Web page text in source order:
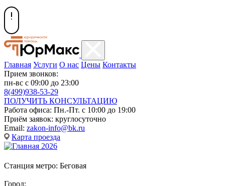
Главная Услуги О нас Цены Контакты
Прием звонков:
пн-вс с 09:00 до 23:00
8(499)938-53-29
ПОЛУЧИТЬ КОНСУЛЬТАЦИЮ
Работа офиса: Пн.-Пт. с 10:00 до 19:00
Приём заявок: круглосуточно
Email: zakon-info@bk.ru
Карта проезда
Станция метро: Беговая
Город: